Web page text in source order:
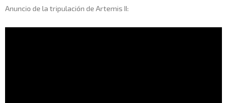
Anuncio de la tripulación de Artemis II: